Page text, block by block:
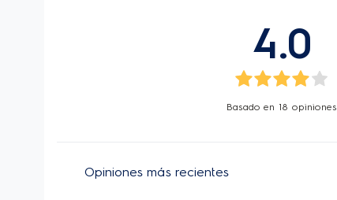
4.0
Basado en 18 opiniones
Opiniones más recientes